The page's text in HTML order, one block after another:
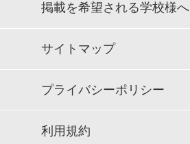
掲載を希望される学校様へ
サイトマップ
プライバシーポリシー
利用規約